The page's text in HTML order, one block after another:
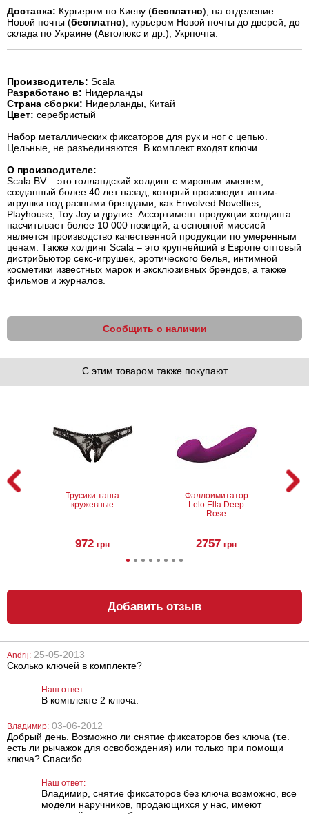
Доставка: Курьером по Киеву (бесплатно), на отделение
Новой почты (бесплатно), курьером Новой почты до дверей, до
склада по Украине (Автолюкс и др.), Укрпочта.
Производитель: Scala
Разработано в: Нидерланды
Страна сборки: Нидерланды, Китай
Цвет: серебристый
Набор металлических фиксаторов для рук и ног с цепью.
Цельные, не разъединяются. В комплект входят ключи.
О производителе:
Scala BV – это голландский холдинг с мировым именем,
созданный более 40 лет назад, который производит интим-
игрушки под разными брендами, как Envolved Novelties,
Playhouse, Toy Joy и другие. Ассортимент продукции холдинга
насчитывает более 10 000 позиций, а основной миссией
является производство качественной продукции по умеренным
ценам. Также холдинг Scala – это крупнейший в Европе оптовый
дистрибьютор секс-игрушек, эротического белья, интимной
косметики известных марок и эксклюзивных брендов, а также
фильмов и журналов.
Сообщить о наличии
С этим товаром также покупают
Трусики танга
кружевные
972 грн
Фаллоимитатор
Lelo Ella Deep
Rose
2757 грн
Цепочка-
1385 грн 1020 грн
Добавить отзыв
Andrij: 25-05-2013
Сколько ключей в комплекте?
Наш ответ:
В комплекте 2 ключа.
Владимир: 03-06-2012
Добрый день. Возможно ли снятие фиксаторов без ключа (т.е.
есть ли рычажок для освобождения) или только при помощи
ключа? Спасибо.
Наш ответ:
Владимир, снятие фиксаторов без ключа возможно, все
модели наручников, продающихся у нас, имеют